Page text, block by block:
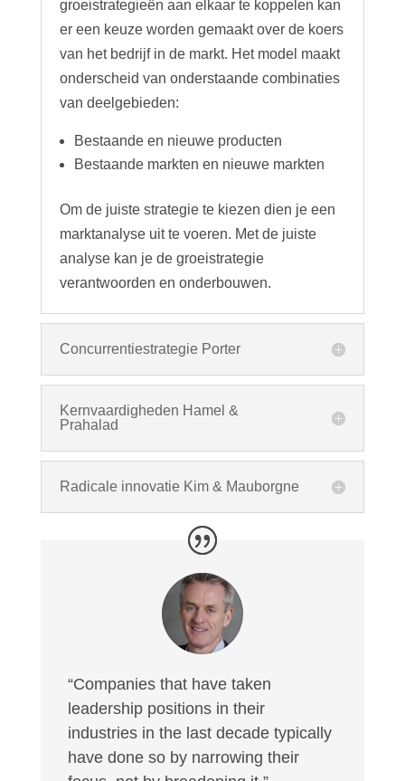
groeistrategieën aan elkaar te koppelen kan
er een keuze worden gemaakt over de koers
van het bedrijf in de markt. Het model maakt
onderscheid van onderstaande combinaties
van deelgebieden:
Bestaande en nieuwe producten
Bestaande markten en nieuwe markten
Om de juiste strategie te kiezen dien je een
marktanalyse uit te voeren. Met de juiste
analyse kan je de groeistrategie
verantwoorden en onderbouwen.
Concurrentiestrategie Porter
Kernvaardigheden Hamel &
Prahalad
Radicale innovatie Kim & Mauborgne
“Companies that have taken
leadership positions in their
industries in the last decade typically
have done so by narrowing their